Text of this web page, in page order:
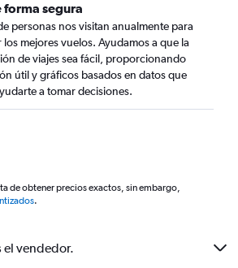
forma segura
personas nos visitan anualmente para
mejores vuelos. Ayudamos a que la
de viajes sea fácil, proporcionando
útil y gráficos basados en datos que
a tomar decisiones.
de obtener precios exactos, sin embargo,
.
el vendedor.